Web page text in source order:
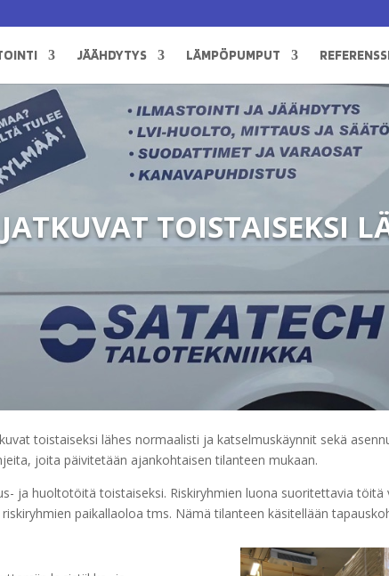
JÄÄHDYTYS LÄMPÖPUMPUT
TOISTAISEKSI
toistaiseksi lähes normaalisti ja katselmuskäynnit sekä
joita päivitetään ajankohtaisen tilanteen mukaan.
ja huoltotöitä toistaiseksi. Riskiryhmien luona suoritettavia töitä
paikallaoloa tms. Nämä tilanteen käsitellään